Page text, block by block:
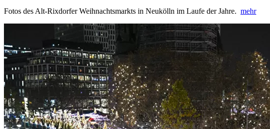
Fotos des Alt-Rixdorfer Weihnachtsmarkts in Neukölln im Laufe der Jahre. mehr